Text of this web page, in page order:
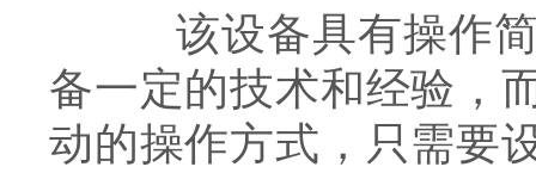
该设备具有操作简
备一定的技术和经验，
动的操作方式，只需要